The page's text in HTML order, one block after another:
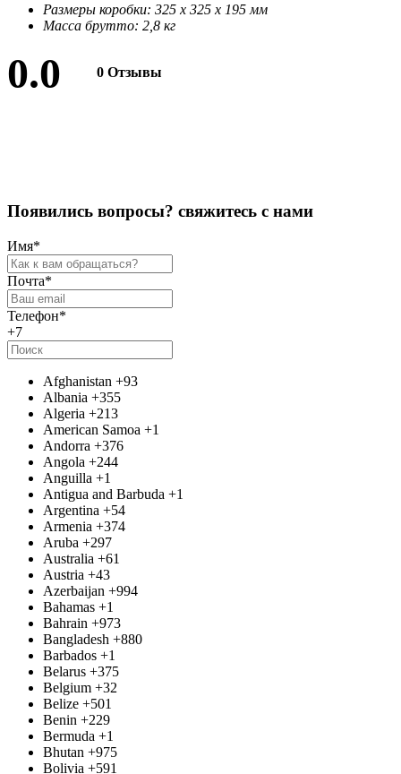
Размеры коробки: 325 х 325 х 195 мм
Масса брутто: 2,8 кг
0.0 0 Отзывы
Появились вопросы? свяжитесь с нами
Имя*
Почта*
Телефон*
+7
Afghanistan +93
Albania +355
Algeria +213
American Samoa +1
Andorra +376
Angola +244
Anguilla +1
Antigua and Barbuda +1
Argentina +54
Armenia +374
Aruba +297
Australia +61
Austria +43
Azerbaijan +994
Bahamas +1
Bahrain +973
Bangladesh +880
Barbados +1
Belarus +375
Belgium +32
Belize +501
Benin +229
Bermuda +1
Bhutan +975
Bolivia +591